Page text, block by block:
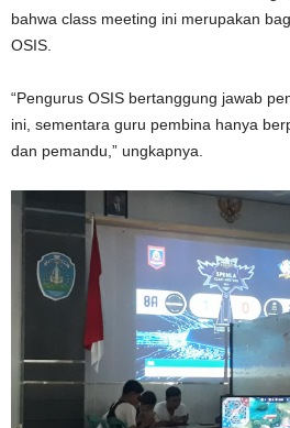
bahwa class meeting ini merupakan
OSIS.
“Pengurus OSIS bertanggung jawab
ini, sementara guru pembina hanya
dan pemandu,” ungkapnya.